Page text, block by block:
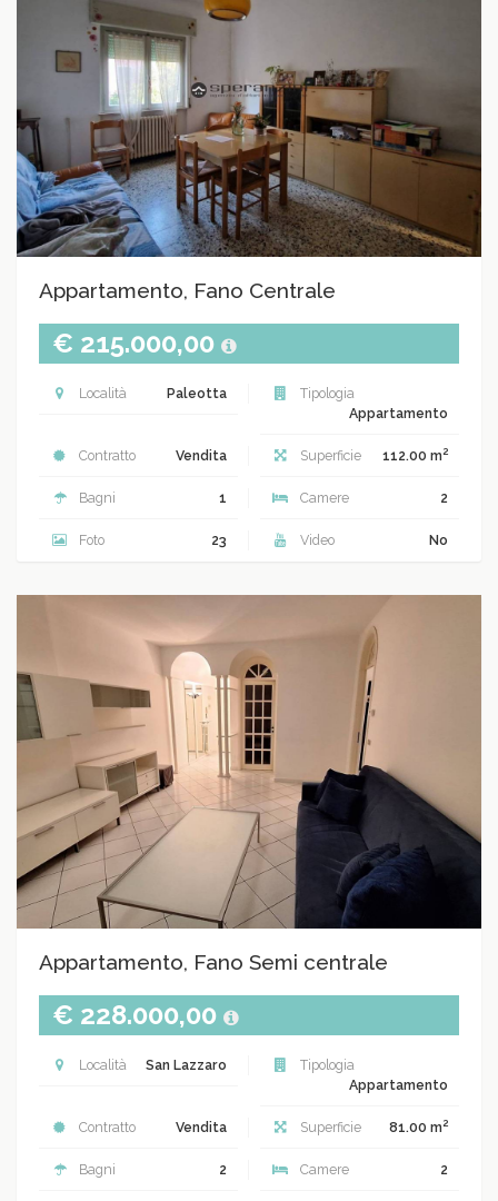
Appartamento, Fano Centrale
€ 215.000,00
Località Paleotta
Tipologia
Appartamento
Contratto Vendita Superficie 112.00 m2
Bagni 1 Camere 2
Foto 23 Video No
Appartamento, Fano Semi centrale
€ 228.000,00
Località San Lazzaro
Tipologia
Appartamento
Contratto Vendita Superficie 81.00 m2
Bagni 2 Camere 2